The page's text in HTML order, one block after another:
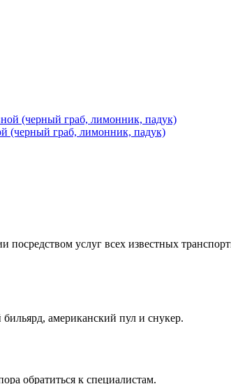
(черный граб, лимонник, падук)
посредством услуг всех известных
американский пул и снукер.
обратиться к специалистам.